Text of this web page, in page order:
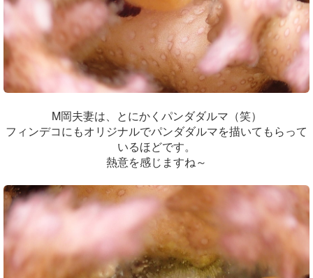
M岡夫妻は、とにかくパンダダルマ（笑）
フィンデコにもオリジナルでパンダダルマを描いてもらって
いるほどです。
熱意を感じますね～